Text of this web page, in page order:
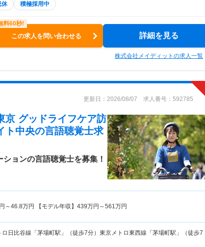
休 積極採用中
この求人を問い合わせる 詳細を見る
株式会社メイディットの求人一覧
更新日：2026/08/07 求人番号：592785
京 グッドライフケア訪
ト中央の言語聴覚士求
ションの言語聴覚士を募集！
～46.8万円 【モデル年収】 439万円～561万円
ロ日比谷線「茅場町駅」（徒歩7分）東京メトロ東西線「茅場町駅」（徒歩7